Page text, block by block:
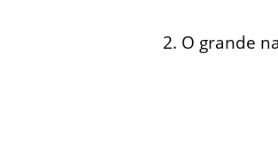
2. O grande